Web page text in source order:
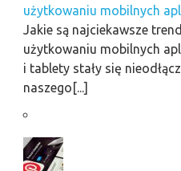
użytkowaniu mobilnych
Jakie są najciekawsze
użytkowaniu mobilnych
i tablety stały się
naszego[...]